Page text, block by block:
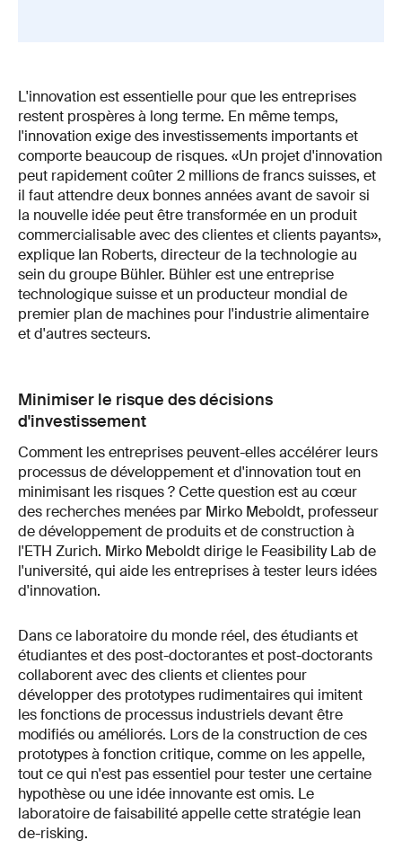
L'innovation est essentielle pour que les entreprises
restent prospères à long terme. En même temps,
l'innovation exige des investissements importants et
comporte beaucoup de risques. «Un projet d'innovation
peut rapidement coûter 2 millions de francs suisses, et
il faut attendre deux bonnes années avant de savoir si
la nouvelle idée peut être transformée en un produit
commercialisable avec des clientes et clients payants»,
explique Ian Roberts, directeur de la technologie au
sein du groupe Bühler. Bühler est une entreprise
technologique suisse et un producteur mondial de
premier plan de machines pour l'industrie alimentaire
et d'autres secteurs.
Minimiser le risque des décisions
d'investissement
Comment les entreprises peuvent-elles accélérer leurs
processus de développement et d'innovation tout en
minimisant les risques ? Cette question est au cœur
des recherches menées par Mirko Meboldt, professeur
de développement de produits et de construction à
l'ETH Zurich. Mirko Meboldt dirige le Feasibility Lab de
l'université, qui aide les entreprises à tester leurs idées
d'innovation.
Dans ce laboratoire du monde réel, des étudiants et
étudiantes et des post-doctorantes et post-doctorants
collaborent avec des clients et clientes pour
développer des prototypes rudimentaires qui imitent
les fonctions de processus industriels devant être
modifiés ou améliorés. Lors de la construction de ces
prototypes à fonction critique, comme on les appelle,
tout ce qui n'est pas essentiel pour tester une certaine
hypothèse ou une idée innovante est omis. Le
laboratoire de faisabilité appelle cette stratégie lean
de-risking.